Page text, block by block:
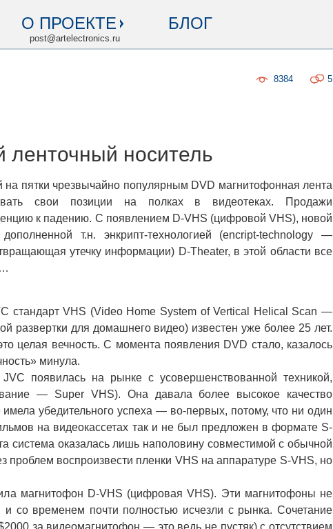
О ПРОЕКТЕ
post@artelectronics.ru
БЛОГ
5
8384
ленточный носитель
пятки чрезвычайно популярным DVD магнитофонная лента
свои позиции на полках в видеотеках. Продажи
к падению. С появлением D-VHS (цифровой VHS), новой
т.н. энкрипт-технологией (encript-technology —
утечку информации) D-Theater, в этой области все
стандарт VHS (Video Home System of Vertical Helical Scan —
развертки для домашнего видео) известен уже более 25 лет.
целая вечность. С момента появления DVD стало, казалось
минула.
появилась на рынке с усовершенствованной техникой,
— Super VHS). Она давала более высокое качество
убедительного успеха — во-первых, потому, что ни один
на видеокассетах так и не был предложен в формате S-
система оказалась лишь наполовину совместимой с обычной
проблем воспроизвести пленки VHS на аппаратуре S-VHS, но
магнитофон D-VHS (цифровая VHS). Эти магнитофоны не
со временем почти полностью исчезли с рынка. Сочетание
за видеомагнитофон — это ведь не пустяк) с отсутствием